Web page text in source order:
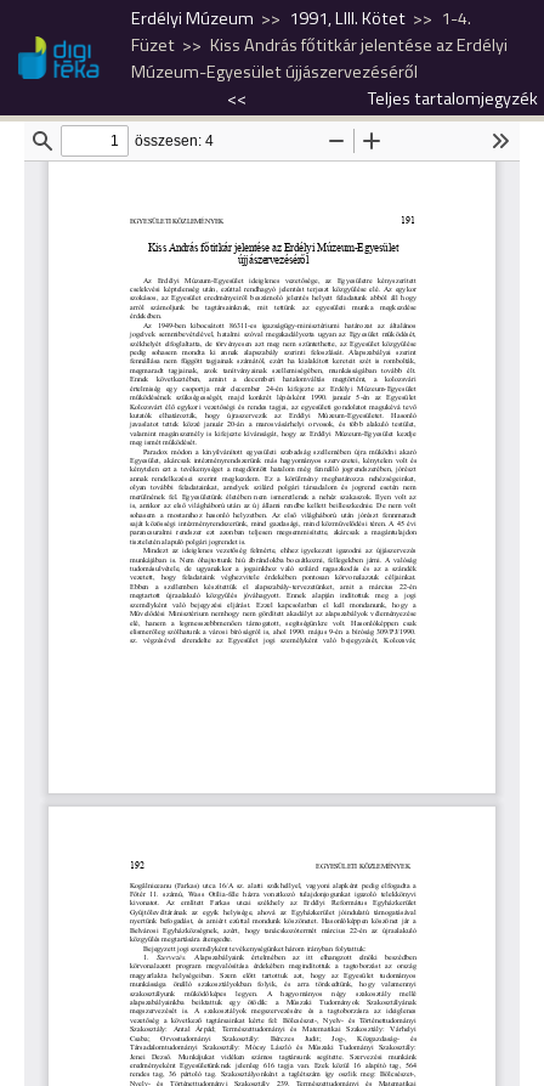
Erdélyi Múzeum 1991, LIII. Kötet
1-4.
Füzet
Kiss András főtitkár jelentése az Erdélyi
Múzeum-Egyesület újjászervezéséről
<<
Teljes tartalomjegyzék